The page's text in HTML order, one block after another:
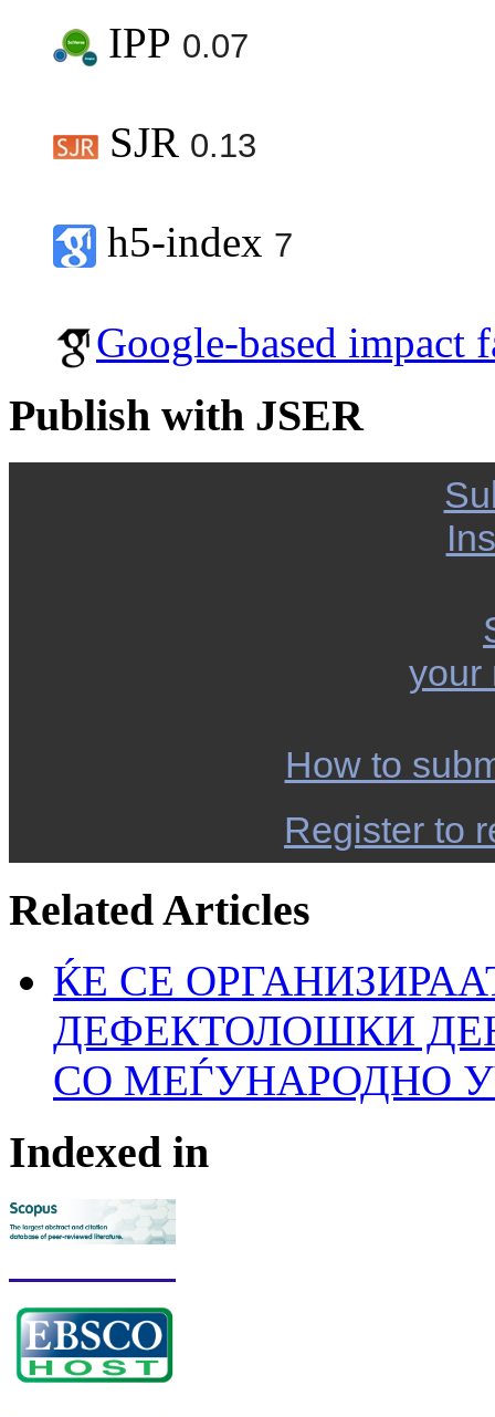
IPP 0.07
SJR 0.13
h5-index 7
Google-based impact
Publish with JSER
your
How to
Register to
Related Articles
ЌЕ СЕ
ДЕФЕКТОЛОШКИ
СО МЕЃУНАРОДНО
Indexed in